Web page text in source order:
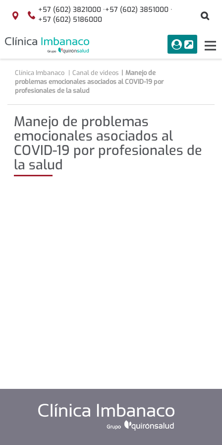
Saltar al contenido
Localización
+57 (602) 3821000 ·+57 (602) 3851000 ·
+57 (602) 5186000
menuAcceso
Buscar
Clínica Imbanaco Canal de videos
Manejo de
problemas emocionales asociados al COVID-19 por
profesionales de la salud
Manejo de problemas
emocionales asociados al
COVID-19 por profesionales de
la salud